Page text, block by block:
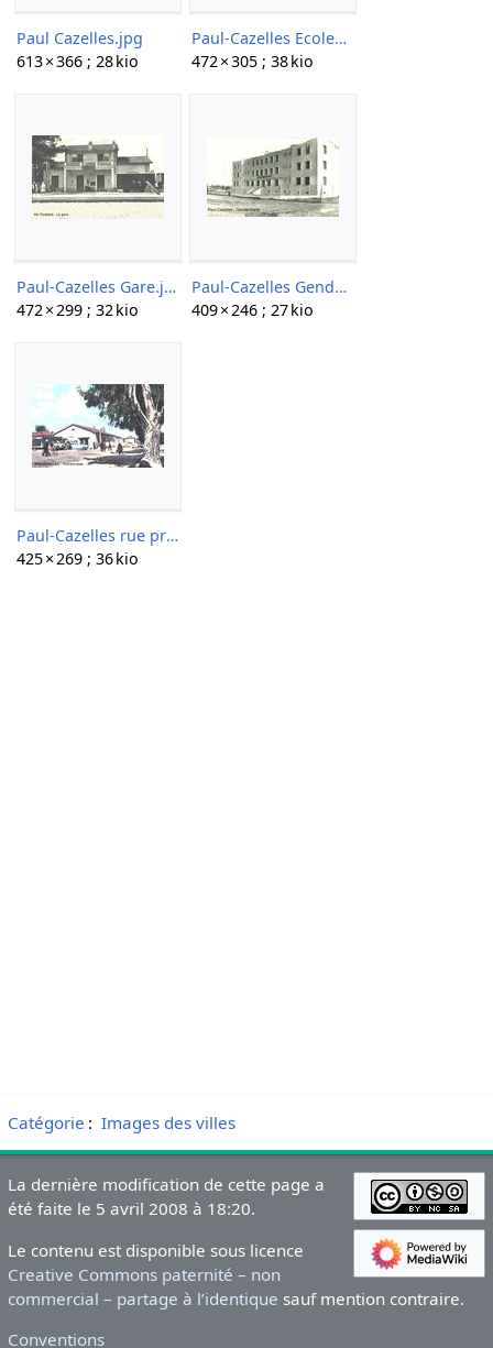
Paul Cazelles.jpg
613 × 366 ; 28 kio
Paul-Cazelles Ecoles.jpg
472 × 305 ; 38 kio
Paul-Cazelles Gare.jpg
472 × 299 ; 32 kio
Paul-Cazelles Gendarmerie.jpg
409 × 246 ; 27 kio
Paul-Cazelles rue principale.jpg
425 × 269 ; 36 kio
Catégorie : Images des villes
La dernière modification de cette page a
été faite le 5 avril 2008 à 18:20.
Le contenu est disponible sous licence
Creative Commons paternité – non
commercial – partage à l’identique sauf mention contraire.
Conventions